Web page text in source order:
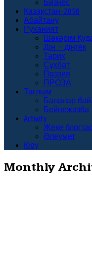
Бизнес
Қазақстан-2050
Абайтану
Руханият
Шәкәрім
Дін — діңгек
Тарих
Сұхбат
Поэзия
ПРОЗА
Тағлым
Балалар
Бейнежазба
Activity
Жеке
Әлеумет
Кіру
Monthly